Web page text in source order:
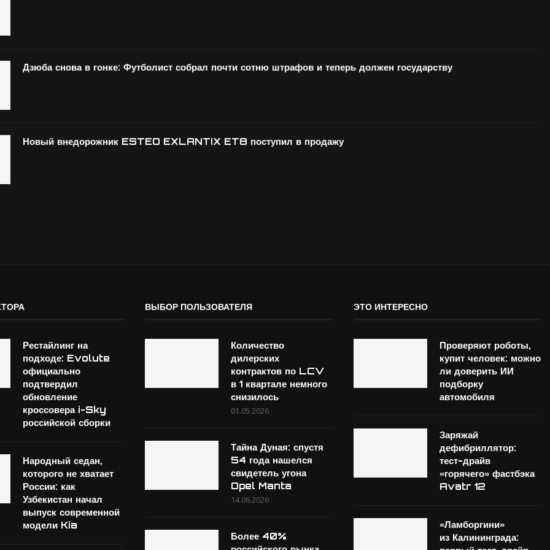
Дзюба снова в гонке: Футболист собрал почти сотню штрафов и теперь должен государству
Новый внедорожник ESTEO EXLANTIX ET8 поступил в продажу
Рестайлинг на
подходе: Evolute
официально
подтвердил
обновление
кроссовера i-Sky
российской сборки
Народный седан,
которого не хватает
России: как
Узбекистан начал
выпуск современной
модели Kia
ВЫБОР ПОЛЬЗОВАТЕЛЯ
Количество
дилерских
контрактов по LCV
в 1 квартале немного
снизилось
01.05.2026
Тайна Дуная: спустя
54 года нашелся
свидетель угона
Opel Manta
14.06.2026
Более 40%
ЭТО ИНТЕРЕСНО
Проверяют роботы,
купит человек: можно
ли доверить ИИ
подборку
автомобиля
Заряжай
дефибриллятор:
тест-драйв
«горячего» фастбэка
Avatr 12
«Ламборгини»
из Калининграда: